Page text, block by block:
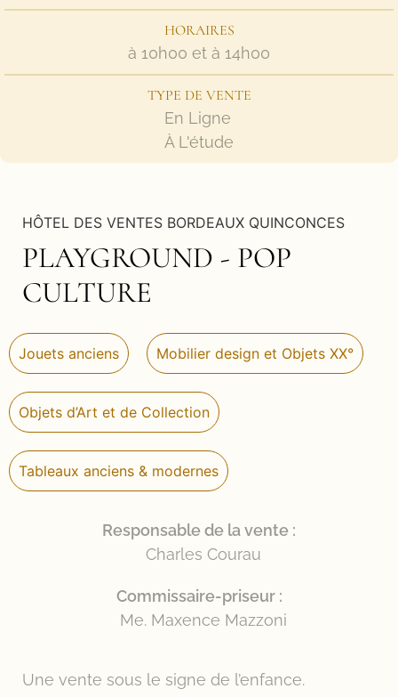
HORAIRES
à 10h00 et à 14h00
TYPE DE VENTE
En Ligne
À L'étude
HÔTEL DES VENTES BORDEAUX QUINCONCES
PLAYGROUND - POP
CULTURE
Jouets anciens Mobilier design et Objets XX°
Objets d’Art et de Collection
Tableaux anciens & modernes
Responsable de la vente :
Charles Courau
Commissaire-priseur :
Me. Maxence Mazzoni
Une vente sous le signe de l’enfance.